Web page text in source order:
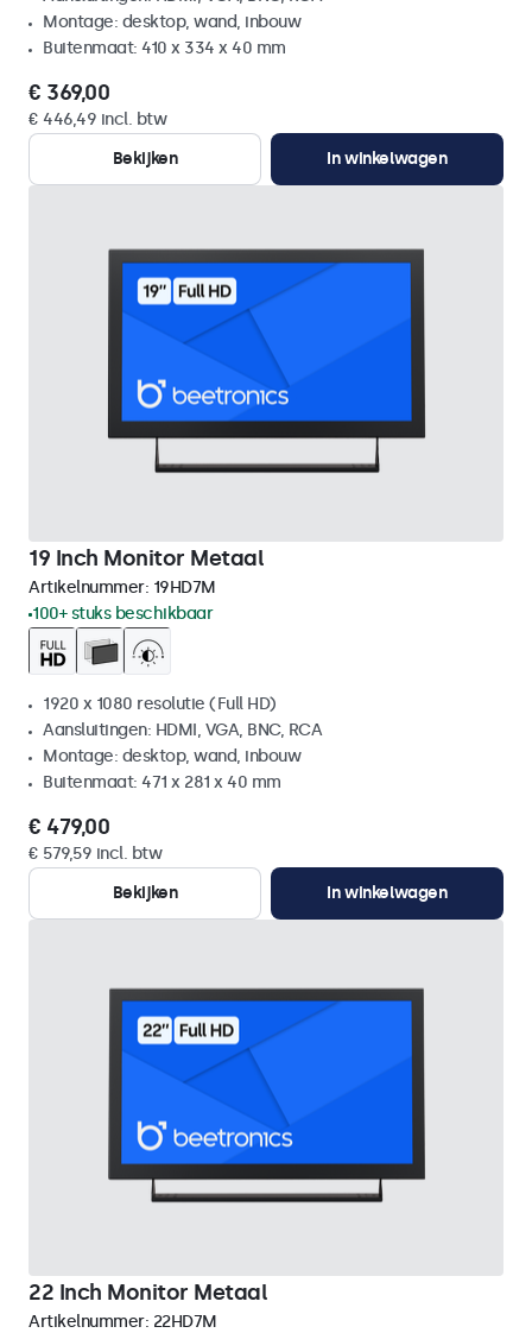
Montage: desktop, wand, inbouw
Buitenmaat: 410 x 334 x 40 mm
€ 369,00
€ 446,49 incl. btw
Bekijken
In winkelwagen
19 Inch Monitor Metaal
Artikelnummer: 19HD7M
100+ stuks beschikbaar
1920 x 1080 resolutie (Full HD)
Aansluitingen: HDMI, VGA, BNC, RCA
Montage: desktop, wand, inbouw
Buitenmaat: 471 x 281 x 40 mm
€ 479,00
€ 579,59 incl. btw
Bekijken
In winkelwagen
22 Inch Monitor Metaal
Artikelnummer: 22HD7M